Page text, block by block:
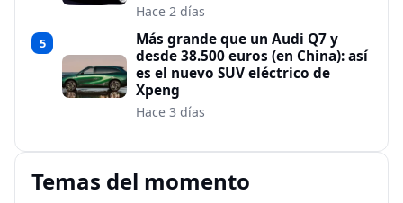
Hace 2 días
5
Más grande que un Audi Q7 y
desde 38.500 euros (en China): así
es el nuevo SUV eléctrico de
Xpeng
Hace 3 días
Temas del momento